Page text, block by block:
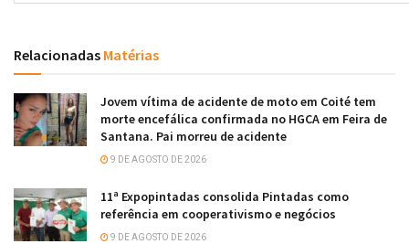
Relacionadas Matérias
Jovem vítima de acidente de moto em Coité tem
morte encefálica confirmada no HGCA em Feira de
Santana. Pai morreu de acidente
9 DE AGOSTO DE 2026
11ª Expopintadas consolida Pintadas como
referência em cooperativismo e negócios
9 DE AGOSTO DE 2026